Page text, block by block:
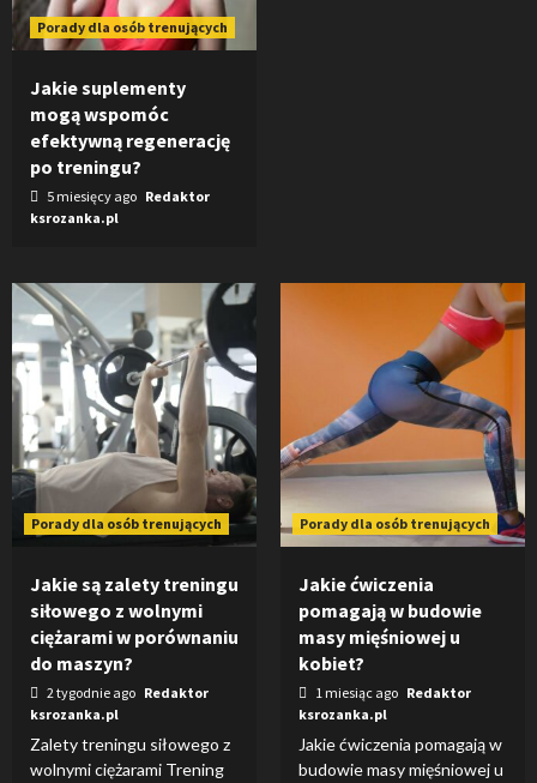
Porady dla osób trenujących
Jakie suplementy
mogą wspomóc
efektywną regenerację
po treningu?
5 miesięcy ago Redaktor
ksrozanka.pl
Porady dla osób trenujących
Jakie są zalety treningu
siłowego z wolnymi
ciężarami w porównaniu
do maszyn?
2 tygodnie ago Redaktor
ksrozanka.pl
Zalety treningu siłowego z
wolnymi ciężarami Trening
Porady dla osób trenujących
Jakie ćwiczenia
pomagają w budowie
masy mięśniowej u
kobiet?
1 miesiąc ago Redaktor
ksrozanka.pl
Jakie ćwiczenia pomagają w
budowie masy mięśniowej u